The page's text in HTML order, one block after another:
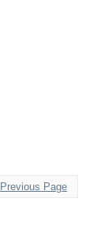
Previous Page